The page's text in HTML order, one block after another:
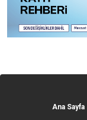
Ana Sayfa